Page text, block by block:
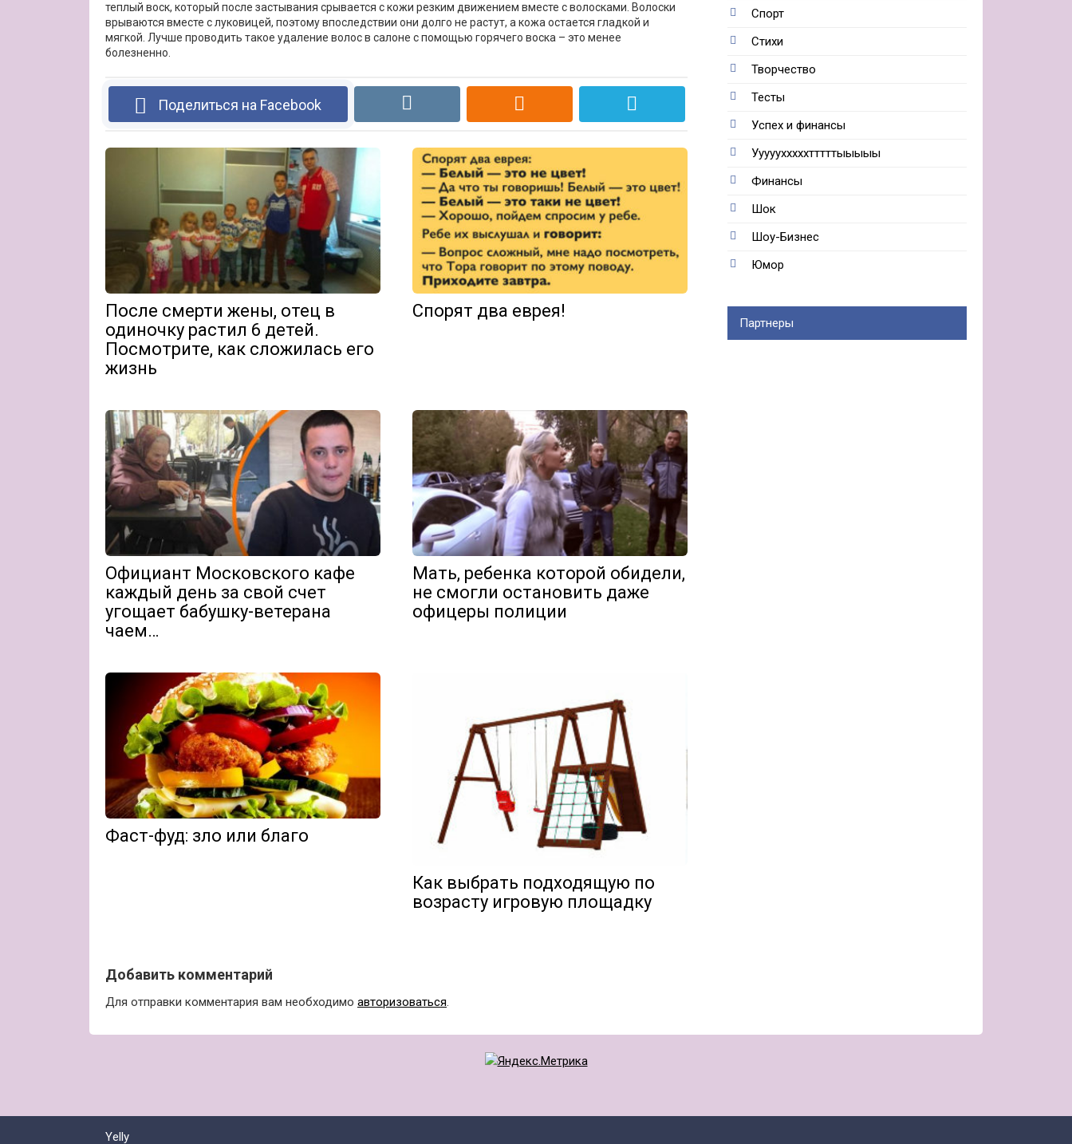
теплый воск, который после застывания срывается с кожи резким движением вместе с волосками. Волоски
врываются вместе с луковицей, поэтому впоследствии они долго не растут, а кожа остается гладкой и
мягкой. Лучше проводить такое удаление волос в салоне с помощью горячего воска – это менее
болезненно.
Поделиться на Facebook
После смерти жены, отец в
одиночку растил 6 детей.
Посмотрите, как сложилась его
жизнь
Спорят два еврея!
Официант Московского кафе
каждый день за свой счет
угощает бабушку-ветерана
чаем…
Мать, ребенка которой обидели,
не смогли остановить даже
офицеры полиции
Фаст-фуд: зло или благо
Как выбрать подходящую по
возрасту игровую площадку
Добавить комментарий
Для отправки комментария вам необходимо авторизоваться.
Спорт
Стихи
Творчество
Тесты
Успех и финансы
Ууууухххххтттттыыыыы
Финансы
Шок
Шоу-Бизнес
Юмор
Партнеры
Yelly